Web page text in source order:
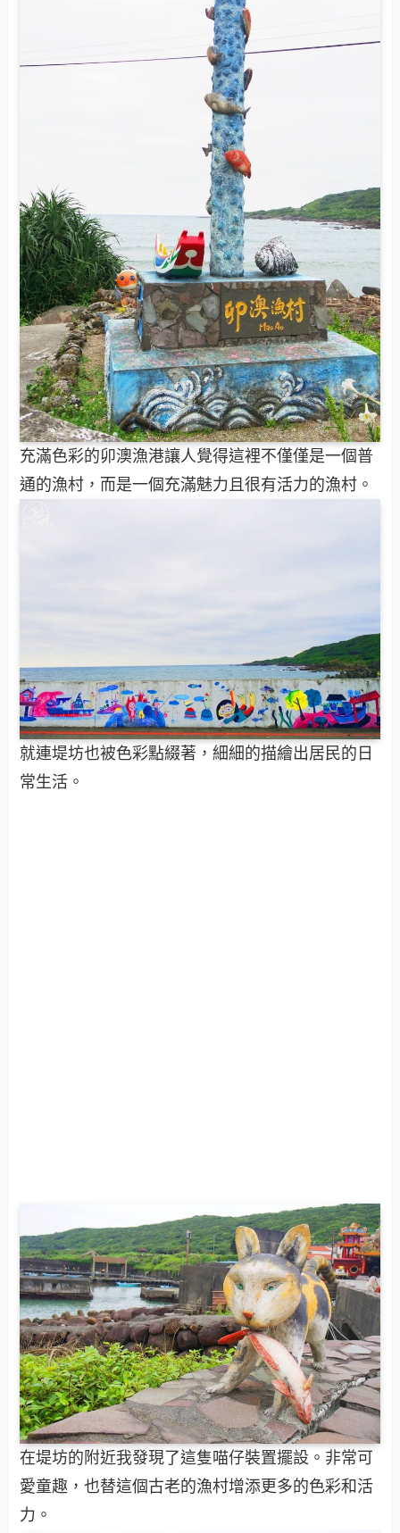
充滿色彩的卯澳漁港讓人覺得這裡不僅僅是一個普
通的漁村，而是一個充滿魅力且很有活力的漁村。
就連堤坊也被色彩點綴著，細細的描繪出居民的日
常生活。
在堤坊的附近我發現了這隻喵仔裝置擺設。非常可
愛童趣，也替這個古老的漁村增添更多的色彩和活
力。